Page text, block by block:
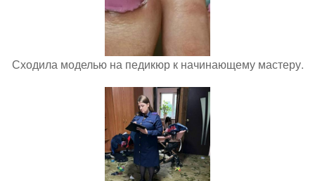
Сходила моделью на педикюр к начинающему мастеру.